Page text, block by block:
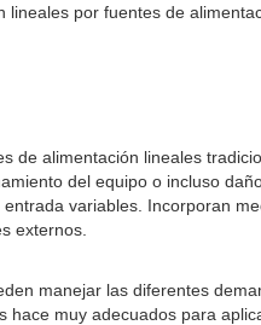
por fuentes de
alimentación lineales
del equipo o incluso
variables. Incorporan
externos.
manejar las diferentes
muy adecuados para